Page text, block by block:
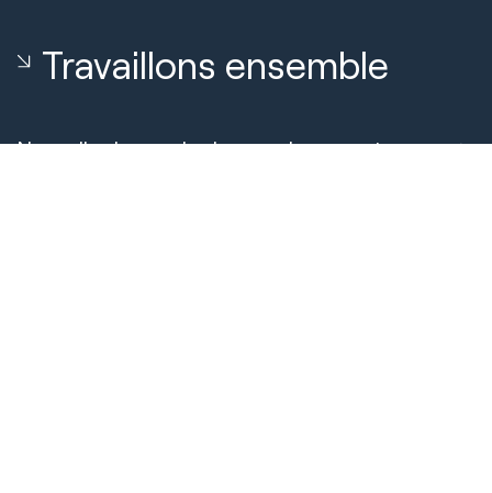
Travaillons ensemble
Nouvelle demande de renseignements